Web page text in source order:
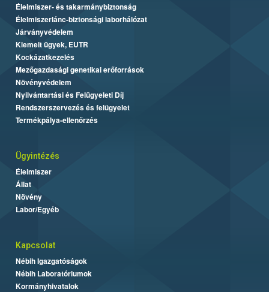
Élelmiszer- és takarmánybiztonság
Élelmiszerlánc-biztonsági laborhálózat
Járványvédelem
Kiemelt ügyek, EUTR
Kockázatkezelés
Mezőgazdasági genetikai erőforrások
Növényvédelem
Nyilvántartási és Felügyeleti Díj
Rendszerszervezés és felügyelet
Termékpálya-ellenőrzés
Ügyintézés
Élelmiszer
Állat
Növény
Labor/Egyéb
Kapcsolat
Nébih Igazgatóságok
Nébih Laboratóriumok
Kormányhivatalok